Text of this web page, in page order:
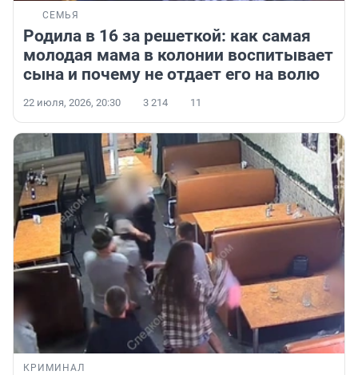
СЕМЬЯ
Родила в 16 за решеткой: как самая
молодая мама в колонии воспитывает
сына и почему не отдает его на волю
22 июля, 2026, 20:30 3 214 11
КРИМИНАЛ